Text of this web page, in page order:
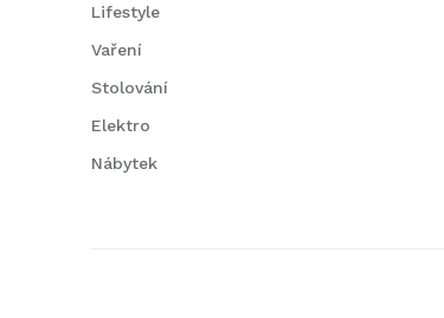
Lifestyle
Vaření
Stolování
Elektro
Nábytek